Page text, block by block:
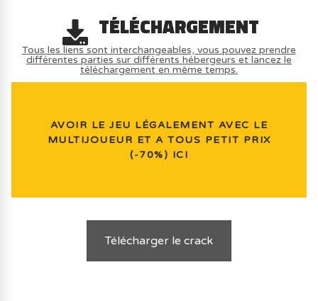
TÉLÉCHARGEMENT
Tous les liens sont interchangeables, vous pouvez prendre
différentes parties sur différents hébergeurs et lancez le
téléchargement en même temps.
AVOIR LE JEU LÉGALEMENT AVEC LE
MULTIJOUEUR ET A TOUS PETIT PRIX
(-70%) ICI
Télécharger le crack